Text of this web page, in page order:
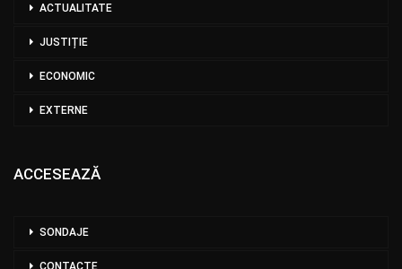
ACTUALITATE
JUSTIȚIE
ECONOMIC
EXTERNE
ACCESEAZĂ
SONDAJE
CONTACTE